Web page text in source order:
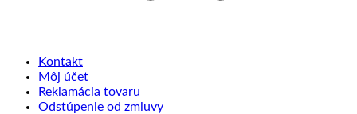
Kontakt
Môj účet
Reklamácia tovaru
Odstúpenie od zmluvy